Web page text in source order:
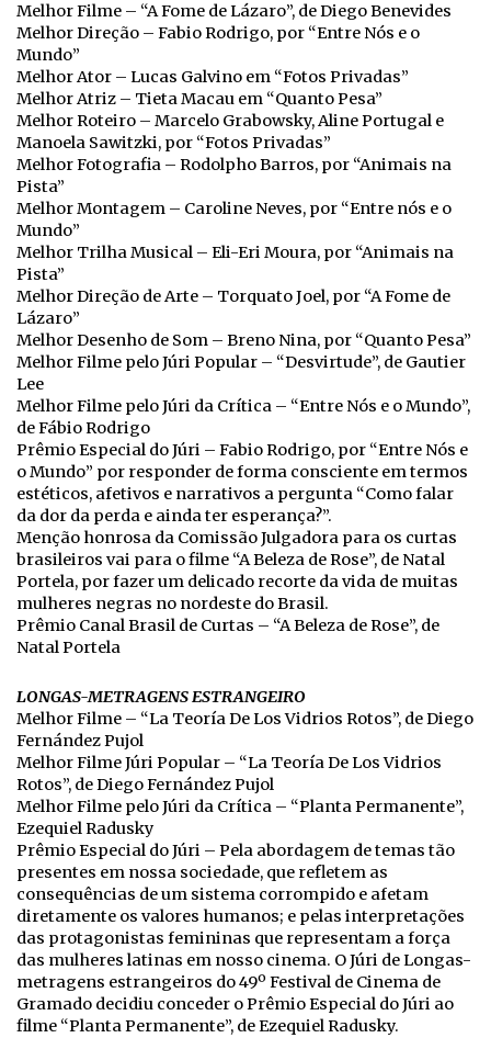
Melhor Filme – “A Fome de Lázaro”, de Diego Benevides
Melhor Direção – Fabio Rodrigo, por “Entre Nós e o
Mundo”
Melhor Ator – Lucas Galvino em “Fotos Privadas”
Melhor Atriz – Tieta Macau em “Quanto Pesa”
Melhor Roteiro – Marcelo Grabowsky, Aline Portugal e
Manoela Sawitzki, por “Fotos Privadas”
Melhor Fotografia – Rodolpho Barros, por “Animais na
Pista”
Melhor Montagem – Caroline Neves, por “Entre nós e o
Mundo”
Melhor Trilha Musical – Eli-Eri Moura, por “Animais na
Pista”
Melhor Direção de Arte – Torquato Joel, por “A Fome de
Lázaro”
Melhor Desenho de Som – Breno Nina, por “Quanto Pesa”
Melhor Filme pelo Júri Popular – “Desvirtude”, de Gautier
Lee
Melhor Filme pelo Júri da Crítica – “Entre Nós e o Mundo”,
de Fábio Rodrigo
Prêmio Especial do Júri – Fabio Rodrigo, por “Entre Nós e
o Mundo” por responder de forma consciente em termos
estéticos, afetivos e narrativos a pergunta “Como falar
da dor da perda e ainda ter esperança?”.
Menção honrosa da Comissão Julgadora para os curtas
brasileiros vai para o filme “A Beleza de Rose”, de Natal
Portela, por fazer um delicado recorte da vida de muitas
mulheres negras no nordeste do Brasil.
Prêmio Canal Brasil de Curtas – “A Beleza de Rose”, de
Natal Portela
LONGAS-METRAGENS ESTRANGEIRO
Melhor Filme – “La Teoría De Los Vidrios Rotos”, de Diego
Fernández Pujol
Melhor Filme Júri Popular – “La Teoría De Los Vidrios
Rotos”, de Diego Fernández Pujol
Melhor Filme pelo Júri da Crítica – “Planta Permanente”,
Ezequiel Radusky
Prêmio Especial do Júri – Pela abordagem de temas tão
presentes em nossa sociedade, que refletem as
consequências de um sistema corrompido e afetam
diretamente os valores humanos; e pelas interpretações
das protagonistas femininas que representam a força
das mulheres latinas em nosso cinema. O Júri de Longas-
metragens estrangeiros do 49º Festival de Cinema de
Gramado decidiu conceder o Prêmio Especial do Júri ao
filme “Planta Permanente”, de Ezequiel Radusky.